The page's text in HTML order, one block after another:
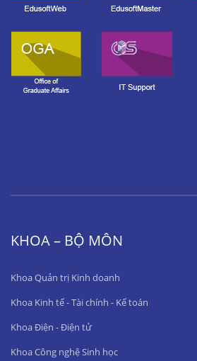
KHOA – BỘ MÔN
Khoa Quản trị Kinh doanh
Khoa Kinh tế - Tài chính - Kế toán
Khoa Điện - Điện tử
Khoa Công nghệ Sinh học